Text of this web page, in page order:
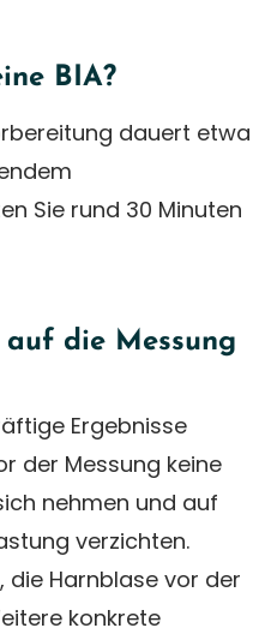
BIA?
dauert etwa
Sie rund 30 Minuten
die Messung
Ergebnisse
der Messung keine
nehmen und auf
verzichten.
die Harnblase vor der
konkrete